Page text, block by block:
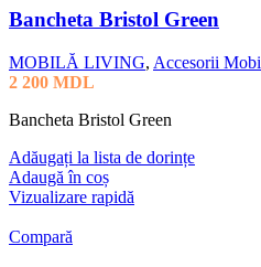
Bancheta Bristol Green
MOBILĂ LIVING, Accesorii
2 200 MDL
Bancheta Bristol Green
Adăugați la lista de dorințe
Adaugă în coș
Vizualizare rapidă
Compară